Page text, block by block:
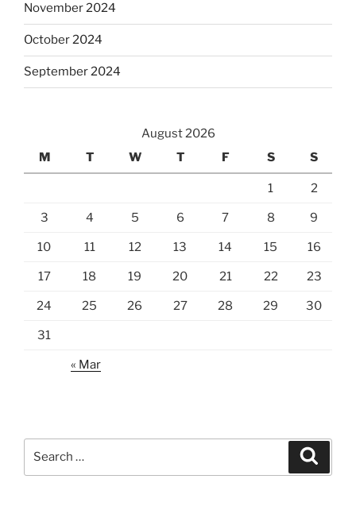
November 2024
October 2024
September 2024
August 2026
M
T W T F S S
1 2
3 4 5 6 7 8 9
10 11 12 13 14 15 16
17 18 19 20 21 22 23
24 25 26 27 28 29 30
31
« Mar